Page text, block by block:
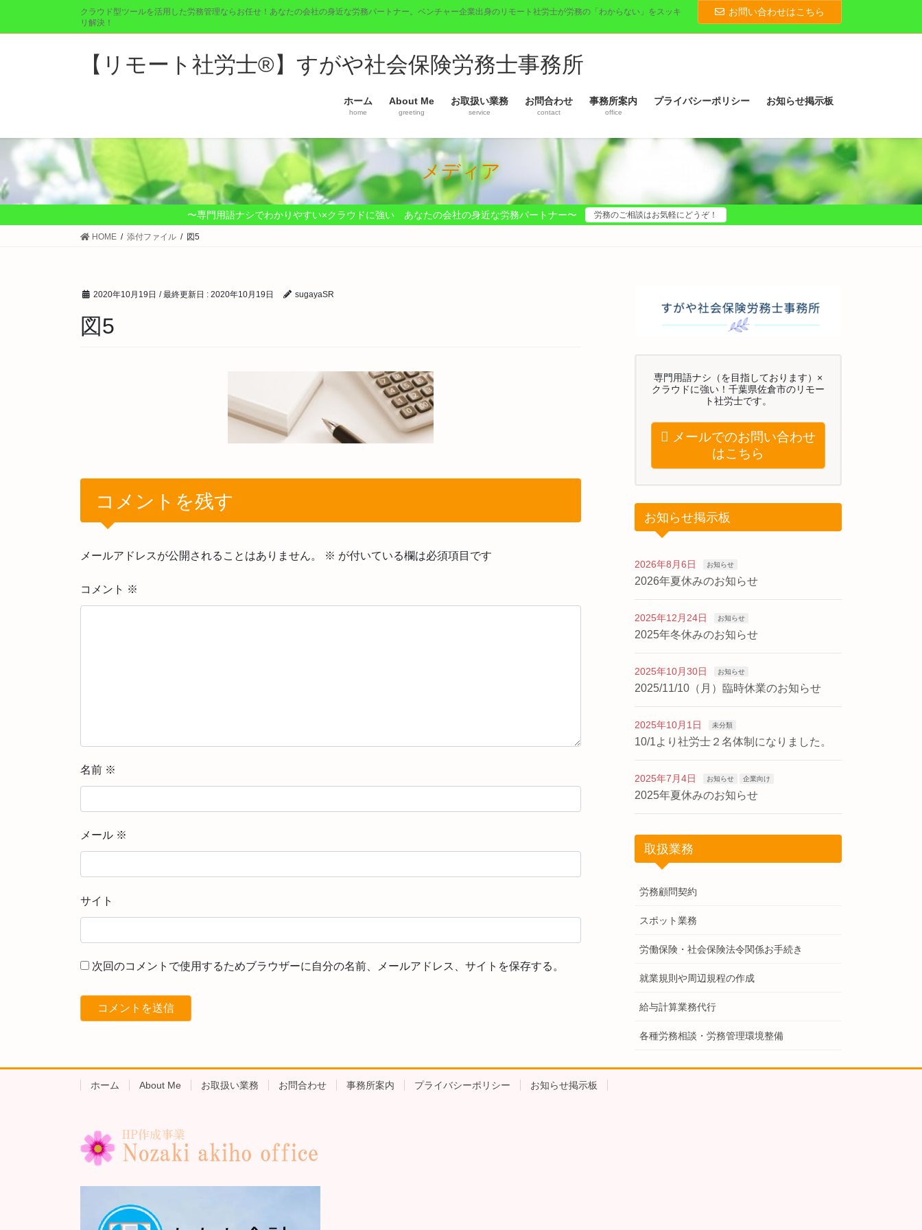
移
クラウド型ツールを活用した労務管理ならお任せ！あなたの会社の身近な労務パートナー。ベンチャー企業出身のリモート社労士が労務の「わからない」をスッキ
リ解決！
お問い合わせはこちら
【リモート社労士®︎】すがや社会保険労務士事務所
ホーム
home
About Me
greeting
お取扱い業務
service
お問合わせ
contact
事務所案内
office
プライバシーポリシー お知らせ掲示板
メディア
〜専門用語ナシでわかりやすい×クラウドに強い あなたの会社の身近な労務パートナー〜 労務のご相談はお気軽にどうぞ！
HOME 添付ファイル 図5
2020年10月19日 / 最終更新日 : 2020年10月19日 sugayaSR
図5
コメントを残す
メールアドレスが公開されることはありません。 ※ が付いている欄は必須項目です
コメント ※
名前 ※
メール ※
サイト
次回のコメントで使用するためブラウザーに自分の名前、メールアドレス、サイトを保存する。
専門用語ナシ（を目指しております）×
クラウドに強い！千葉県佐倉市のリモー
ト社労士です。
メールでのお問い合わせ
はこちら
お知らせ掲示板
2026年8月6日 お知らせ
2026年夏休みのお知らせ
2025年12月24日 お知らせ
2025年冬休みのお知らせ
2025年10月30日 お知らせ
2025/11/10（月）臨時休業のお知らせ
2025年10月1日 未分類
10/1より社労士２名体制になりました。
2025年7月4日 お知らせ 企業向け
2025年夏休みのお知らせ
取扱業務
労務顧問契約
スポット業務
労働保険・社会保険法令関係お手続き
就業規則や周辺規程の作成
給与計算業務代行
各種労務相談・労務管理環境整備
ホーム About Me お取扱い業務 お問合わせ 事務所案内 プライバシーポリシー お知らせ掲示板